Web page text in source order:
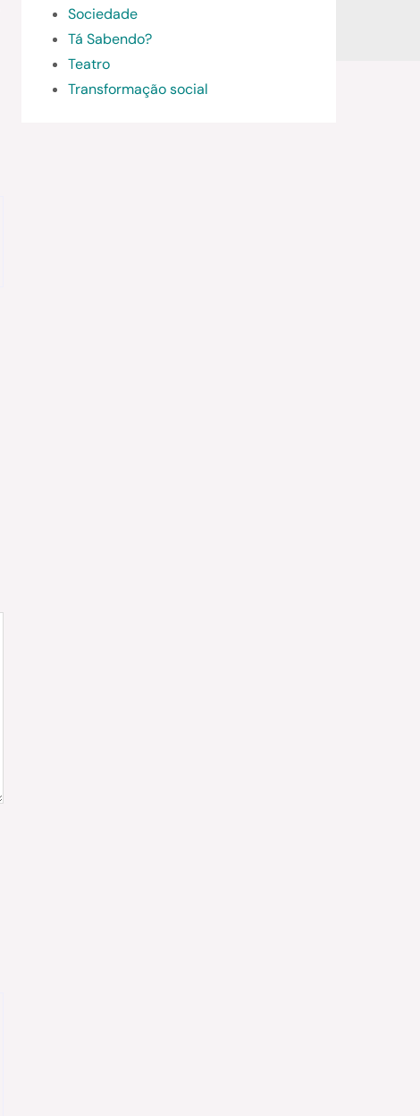
Sociedade
Tá Sabendo?
Teatro
Transformação social